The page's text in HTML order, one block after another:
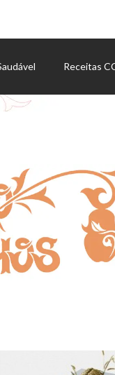
Receitas